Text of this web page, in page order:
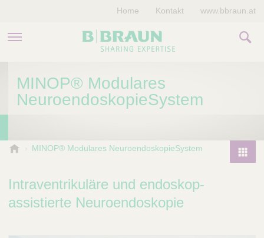
PRODUKTE & THERAPIEN
MAGAZIN
Home Kontakt www.bbraun.at
MINOP® Modulares
NeuroendoskopieSystem
P
r
u
MINOP® Modulares NeuroendoskopieSystem
Intraventrikuläre und endoskop-
assistierte Neuroendoskopie